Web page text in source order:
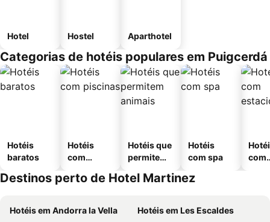
Hotel Hostel Aparthotel
Categorias de hotéis populares em Puigcerdá
Hotéis
baratos
Hotéis
com
Hotéis que
permitem
Hotéis
com spa
com
Destinos perto de Hotel Martinez
Hotéis em Andorra la Vella
Hotéis em Les Escaldes